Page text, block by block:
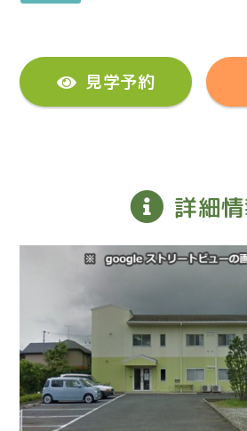
見学予約
詳細